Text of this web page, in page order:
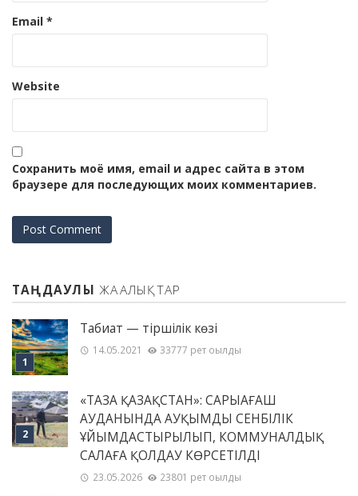
Email *
Website
Сохранить моё имя, email и адрес сайта в этом
браузере для последующих моих комментариев.
ТАҢДАУЛЫ ЖАҢАЛЫҚТАР
Табиғат — тіршілік көзі
14.05.2021 33777 рет оқылды
«ТАЗА ҚАЗАҚСТАН»: САРЫАҒАШ
АУДАНЫНДА АУҚЫМДЫ СЕНБІЛІК
ҰЙЫМДАСТЫРЫЛЫП, КОММУНАЛДЫҚ
САЛАҒА ҚОЛДАУ КӨРСЕТІЛДІ
23.05.2026 23801 рет оқылды